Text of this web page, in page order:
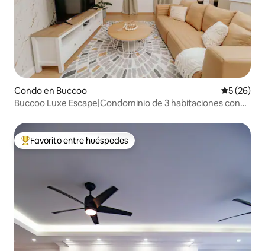
Condo en Buccoo
5 (26)
Buccoo Luxe Escape|Condominio de 3 habitaciones con
Favorito entre huéspedes preferido
Favorito entre huéspedes